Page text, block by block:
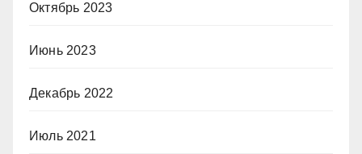
Октябрь 2023
Июнь 2023
Декабрь 2022
Июль 2021